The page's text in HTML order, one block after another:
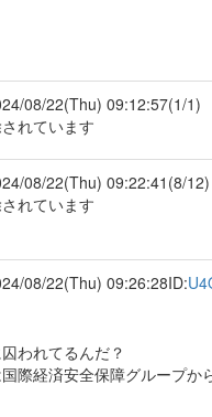
08/22(Thu) 09:12:57(1/1)
れています
08/22(Thu) 09:22:41 (8/12)
れています
08/22(Thu) 09:26:28ID:
われてるんだ？
際経済安全保障グループか